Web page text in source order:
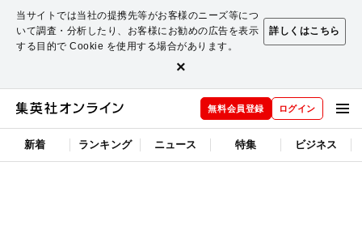
当サイトでは当社の提携先等がお客様のニーズ等につ
いて調査・分析したり、お客様にお勧めの広告を表示
する目的で Cookie を使用する場合があります。
詳しくはこちら
×
無料会員登録 ログイン
新着 ランキング ニュース 特集 ビジネス